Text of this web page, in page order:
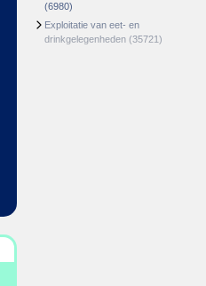
(6980)
Exploitatie van eet- en
drinkgelegenheden (35721)